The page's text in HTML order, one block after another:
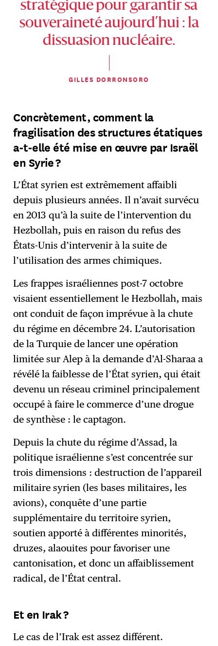
stratégique pour garantir sa
souveraineté aujourd’hui : la
dissuasion nucléaire.
GILLES DORRONSORO
Concrètement, comment la
fragilisation des structures étatiques
a-t-elle été mise en œuvre par Israël
en Syrie ?
L’État syrien est extrêmement affaibli
depuis plusieurs années. Il n’avait survécu
en 2013 qu’à la suite de l’intervention du
Hezbollah, puis en raison du refus des
États-Unis d’intervenir à la suite de
l’utilisation des armes chimiques.
Les frappes israéliennes post-7 octobre
visaient essentiellement le Hezbollah, mais
ont conduit de façon imprévue à la chute
du régime en décembre 24. L’autorisation
de la Turquie de lancer une opération
limitée sur Alep à la demande d’Al-Sharaa a
révélé la faiblesse de l’État syrien, qui était
devenu un réseau criminel principalement
occupé à faire le commerce d’une drogue
de synthèse : le captagon.
Depuis la chute du régime d’Assad, la
politique israélienne s’est concentrée sur
trois dimensions : destruction de l’appareil
militaire syrien (les bases militaires, les
avions), conquête d’une partie
supplémentaire du territoire syrien,
soutien apporté à différentes minorités,
druzes, alaouites pour favoriser une
cantonisation, et donc un affaiblissement
radical, de l’État central.
Et en Irak ?
Le cas de l’Irak est assez différent.